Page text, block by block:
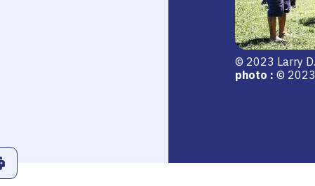
le presse-papier
© 2023 Larry
photo : © 2023